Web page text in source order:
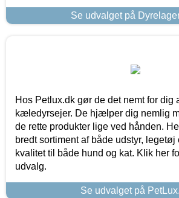
Se udvalget på
Hos Petlux.dk gør de det nemt for dig
kæledyrsejer. De hjælper dig nemlig
de rette produkter lige ved hånden.
bredt sortiment af både udstyr, legetøj
kvalitet til både hund og kat. Klik her
udvalg.
Se udvalget på